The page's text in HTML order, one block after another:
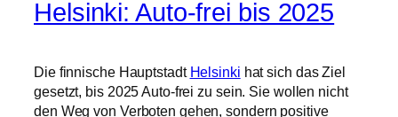
den Weg von Verboten gehen, sondern positive
bei lediglich 22%.
Im (englischen)Artikelvon 2014 ist zu lesen, dass